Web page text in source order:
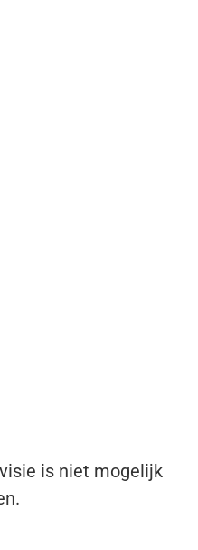
is niet mogelijk